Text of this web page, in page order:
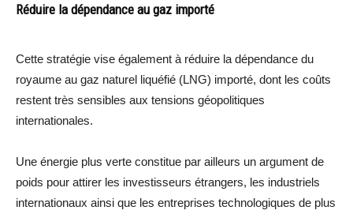
Réduire la dépendance au gaz importé
Cette stratégie vise également à réduire la dépendance du
royaume au gaz naturel liquéfié (LNG) importé, dont les coûts
restent très sensibles aux tensions géopolitiques
internationales.
Une énergie plus verte constitue par ailleurs un argument de
poids pour attirer les investisseurs étrangers, les industriels
internationaux ainsi que les entreprises technologiques de plus